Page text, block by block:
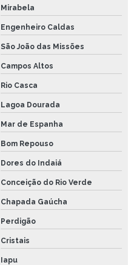
Mirabela
Engenheiro Caldas
São João das Missões
Campos Altos
Rio Casca
Lagoa Dourada
Mar de Espanha
Bom Repouso
Dores do Indaiá
Conceição do Rio Verde
Chapada Gaúcha
Perdigão
Cristais
Iapu